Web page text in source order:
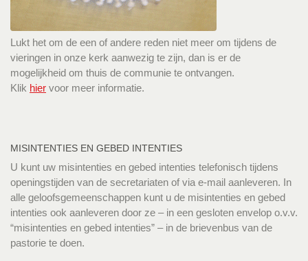
Lukt het om de een of andere reden niet meer om tijdens de
vieringen in onze kerk aanwezig te zijn, dan is er de
mogelijkheid om thuis de communie te ontvangen.
Klik hier voor meer informatie.
MISINTENTIES EN GEBED INTENTIES
U kunt uw misintenties en gebed intenties telefonisch tijdens
openingstijden van de secretariaten of via e-mail aanleveren. In
alle geloofsgemeenschappen kunt u de misintenties en gebed
intenties ook aanleveren door ze – in een gesloten envelop o.v.v.
“misintenties en gebed intenties” – in de brievenbus van de
pastorie te doen.